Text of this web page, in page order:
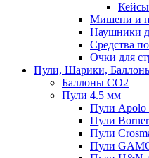
Мишени и
Наушники
Средства
Очки для
Пули, Шарики,
Баллоны CO2
Пули 4.5 мм
Пули Apolo
Пули
Пули
Пули